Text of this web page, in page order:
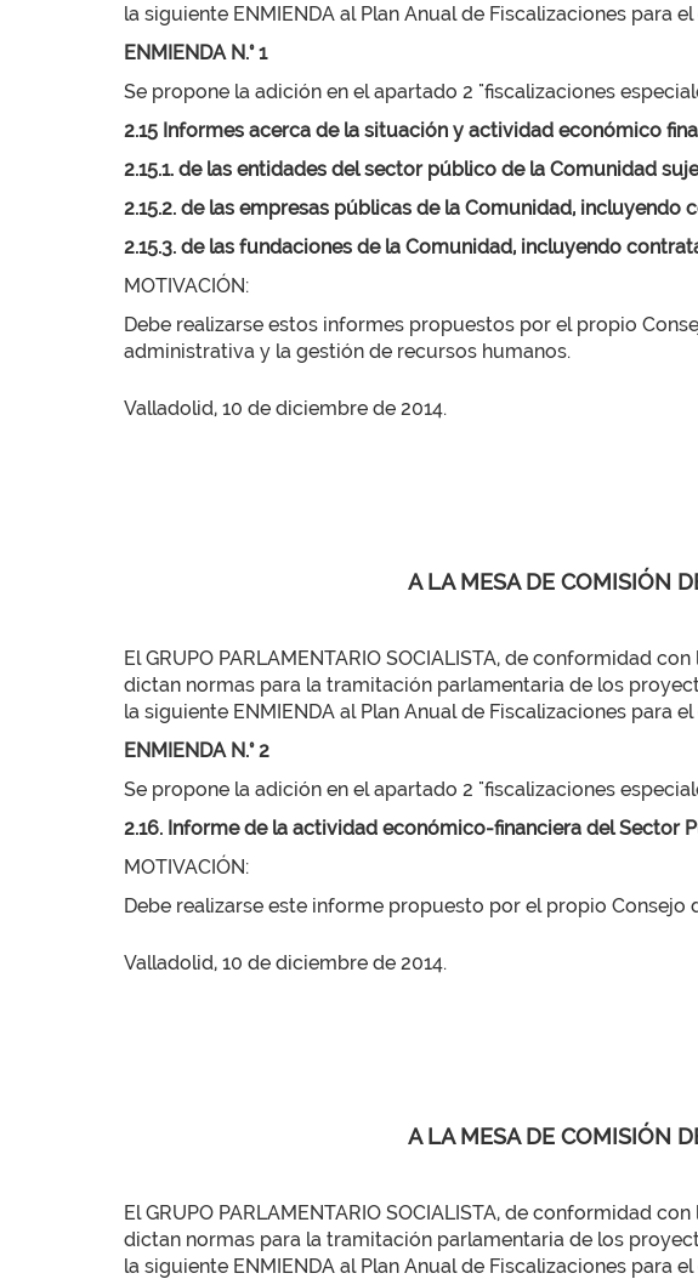
la siguiente ENMIENDA al Plan Anual de Fiscalizaciones para
ENMIENDA N.° 1
Se propone la adición en el apartado 2 "fiscalizaciones
2.15 Informes acerca de la situación y actividad económico
2.15.1. de las entidades del sector público de la Comunidad
2.15.2. de las empresas públicas de la Comunidad,
2.15.3. de las fundaciones de la Comunidad, incluyendo
MOTIVACIÓN:
Debe realizarse estos informes propuestos por el propio
administrativa y la gestión de recursos humanos.
Valladolid, 10 de diciembre de 2014.
A LA MESA DE COMISIÓN
El GRUPO PARLAMENTARIO SOCIALISTA, de conformidad
dictan normas para la tramitación parlamentaria de los
la siguiente ENMIENDA al Plan Anual de Fiscalizaciones para
ENMIENDA N.° 2
Se propone la adición en el apartado 2 "fiscalizaciones
2.16. Informe de la actividad económico-financiera del Sector
MOTIVACIÓN:
Debe realizarse este informe propuesto por el propio Consejo
Valladolid, 10 de diciembre de 2014.
A LA MESA DE COMISIÓN
El GRUPO PARLAMENTARIO SOCIALISTA, de conformidad
dictan normas para la tramitación parlamentaria de los
la siguiente ENMIENDA al Plan Anual de Fiscalizaciones para